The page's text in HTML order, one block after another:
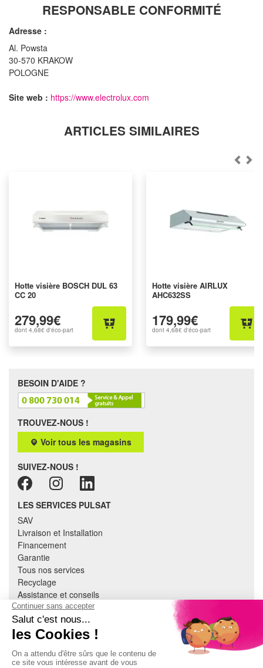
RESPONSABLE CONFORMITÉ
Adresse :
Al. Powsta
30-570 KRAKOW
POLOGNE
Site web : https://www.electrolux.com
ARTICLES SIMILAIRES
Hotte visière BOSCH DUL 63
CC 20
279,99€
dont 4,68€ d'éco-part
Hotte visière AIRLUX
AHC632SS
179,99€
dont 4,68€ d'éco-part
BESOIN D'AIDE ?
TROUVEZ-NOUS !
Voir tous les magasins
SUIVEZ-NOUS !
LES SERVICES PULSAT
SAV
Livraison et Installation
Financement
Garantie
Tous nos services
Recyclage
Assistance et conseils
Cuisine équipée
Literie
Nous contacter
À PROPOS